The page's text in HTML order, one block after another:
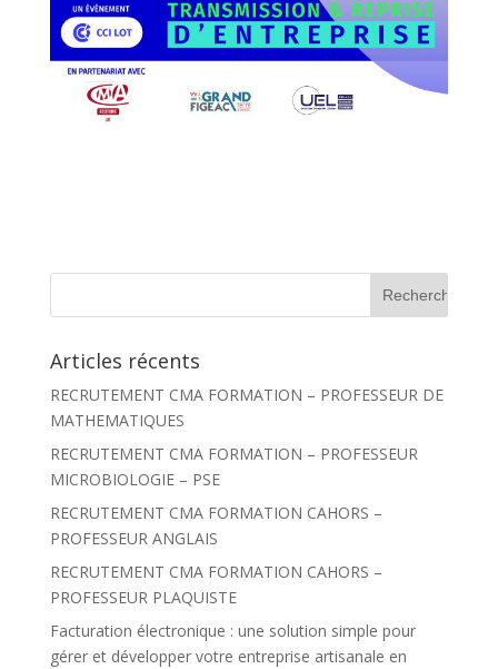
c
e
c
h
r
:
Articles récents
RECRUTEMENT CMA FORMATION – PROFESSEUR DE
MATHEMATIQUES
RECRUTEMENT CMA FORMATION – PROFESSEUR
MICROBIOLOGIE – PSE
RECRUTEMENT CMA FORMATION CAHORS –
PROFESSEUR ANGLAIS
RECRUTEMENT CMA FORMATION CAHORS –
PROFESSEUR PLAQUISTE
Facturation électronique : une solution simple pour
gérer et développer votre entreprise artisanale en